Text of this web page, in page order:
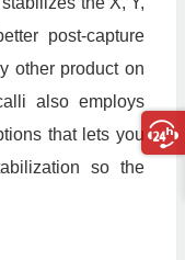
post-capture
other product on
also employs
that lets you
so the